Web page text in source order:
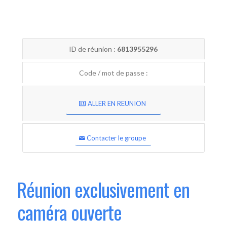
ID de réunion : 6813955296
Code / mot de passe :
ALLER EN REUNION
Contacter le groupe
Réunion exclusivement en
caméra ouverte